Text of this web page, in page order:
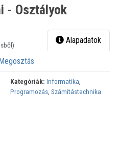
- Osztályok
Alapadatok
Megosztás
Kategóriák: Informatika,
Programozás, Számítástechnika